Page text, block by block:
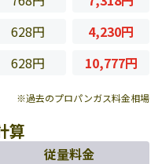
628円
4,230円
628円 10,777円
※過去のプロパンガス料金相場
算
従量料金